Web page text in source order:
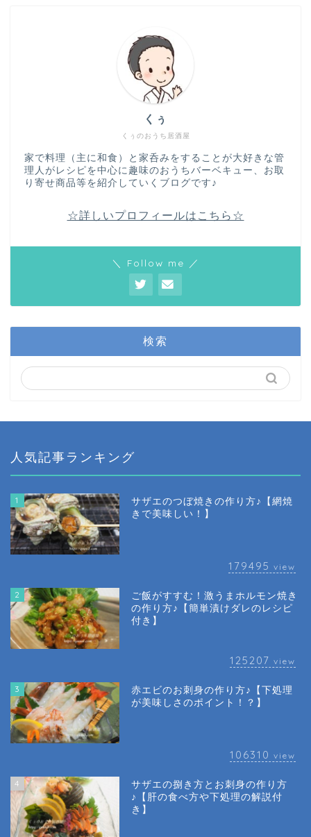
くぅのおうち居酒屋
くぅ
家で料理（主に和食）と家呑みをすることが大好きな管
理人がレシピを中心に趣味のおうちバーベキュー、お取
り寄せ商品等を紹介していくブログです♪
☆詳しいプロフィールはこちら☆
＼ Follow me ／
検索
人気記事ランキング
1
サザエのつぼ焼きの作り方♪【網焼
きで美味しい！】
179495 view
2
ご飯がすすむ！激うまホルモン焼き
の作り方♪【簡単漬けダレのレシピ
付き】
125207 view
3
赤エビのお刺身の作り方♪【下処理
が美味しさのポイント！？】
106310 view
4
サザエの捌き方とお刺身の作り方
♪【肝の食べ方や下処理の解説付
き】